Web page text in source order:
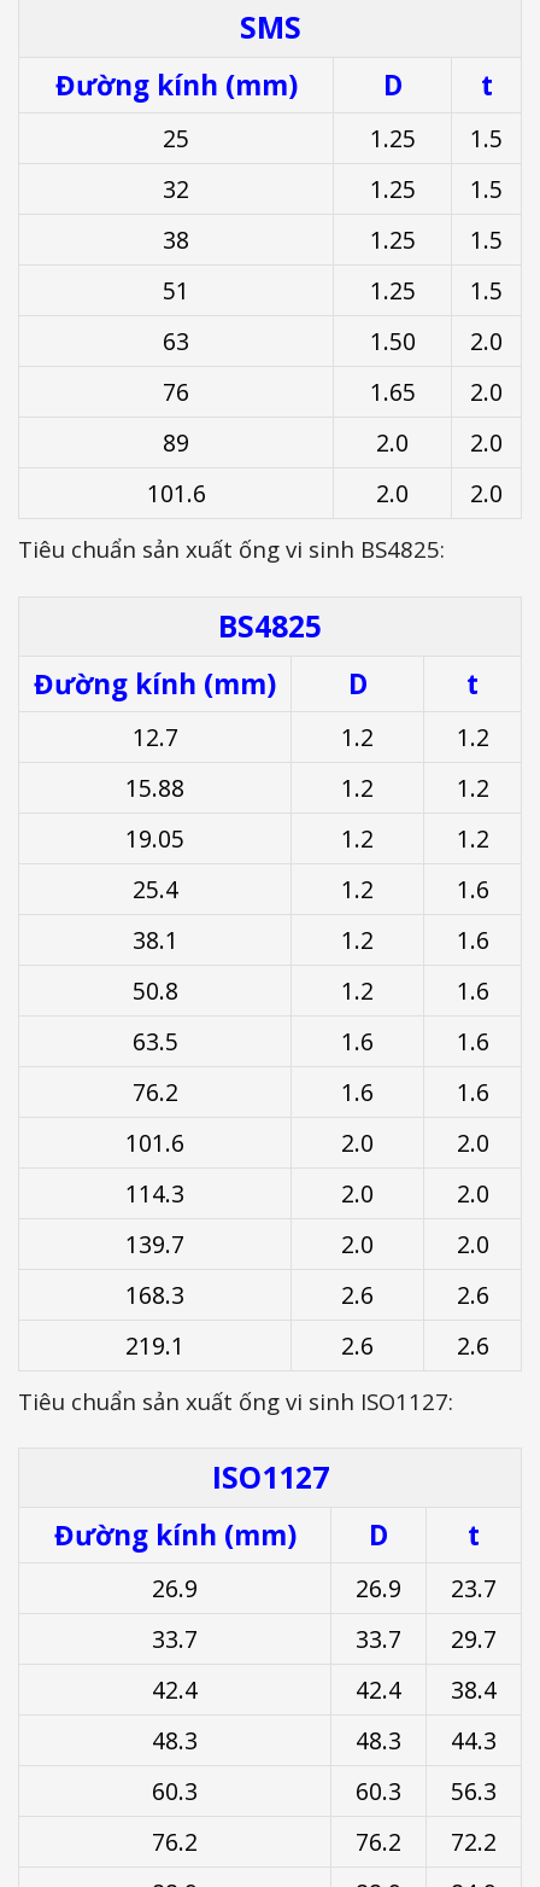
SMS
Đường kính (mm) D t
25 1.25
1.5
32
1.25
1.5
38
1.25
1.5
51
1.25
1.5
63
1.50
2.0
76
1.65
2.0
89
2.0
2.0
101.6
2.0 2.0
Tiêu chuẩn sản xuất ống vi sinh BS4825:
BS4825
Đường kính (mm) D t
12.7 1.2
1.2
15.88
1.2
1.2
19.05
1.2
1.2
25.4
1.2
1.6
38.1
1.2
1.6
50.8
1.2
1.6
63.5
1.6
1.6
76.2
1.6
1.6
101.6
2.0
2.0
114.3
2.0
2.0
139.7
2.0
2.0
168.3
2.6
2.6
219.1
2.6 2.6
Tiêu chuẩn sản xuất ống vi sinh ISO1127:
ISO1127
Đường kính (mm) D t
26.9 26.9
23.7
33.7
33.7
29.7
42.4
42.4
38.4
48.3
48.3
44.3
60.3
60.3
56.3
76.2
76.2
72.2